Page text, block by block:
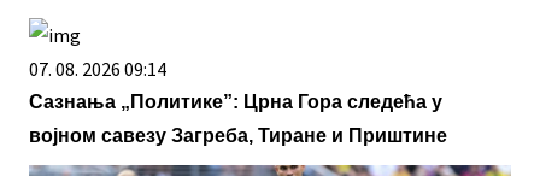
07. 08. 2026 09:14
Сазнања „Политике”: Црна Гора следећа у
војном савезу Загреба, Тиране и Приштине